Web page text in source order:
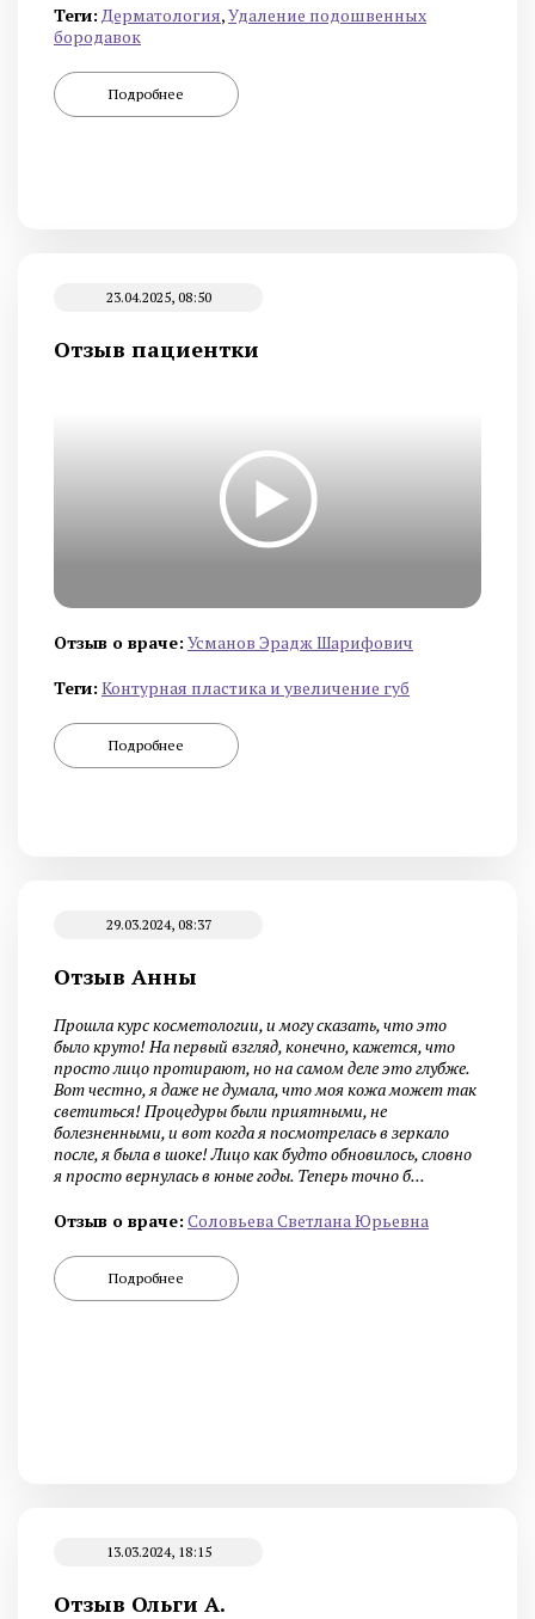
Теги: Дермато­логия,Удаление подошвенных
бородавок
Подробнее
23.04.2025, 08:50
Отзыв пациентки
Отзыв о враче: Усманов Эрадж Шарифович
Теги: Контурная пластика и увеличение губ
Подробнее
29.03.2024, 08:37
Отзыв Анны
Прошла курс косметологии, и могу сказать, что это
было круто! На первый взгляд, конечно, кажется, что
просто лицо протирают, но на самом деле это глубже.
Вот честно, я даже не думала, что моя кожа может так
светиться! Процедуры были приятными, не
болезненными, и вот когда я посмотрелась в зеркало
после, я была в шоке! Лицо как будто обновилось, словно
я просто вернулась в юные годы. Теперь точно б...
Отзыв о враче: Cоловьева Cветлана Юрьевна
Подробнее
13.03.2024, 18:15
Отзыв Ольги А.